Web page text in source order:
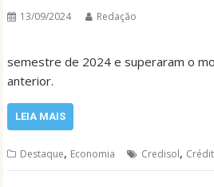
13/09/2024 Redação
semestre de 2024 e superaram o
anterior.
LEIA MAIS
Destaque, Economia Credisol,